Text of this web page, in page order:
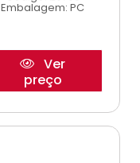
Embalagem: PC
Ver
preço